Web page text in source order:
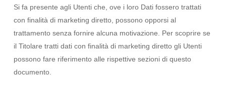
Si fa presente agli Utenti che, ove i loro Dati fossero trattati
con finalità di marketing diretto, possono opporsi al
trattamento senza fornire alcuna motivazione. Per scoprire se
il Titolare tratti dati con finalità di marketing diretto gli Utenti
possono fare riferimento alle rispettive sezioni di questo
documento.